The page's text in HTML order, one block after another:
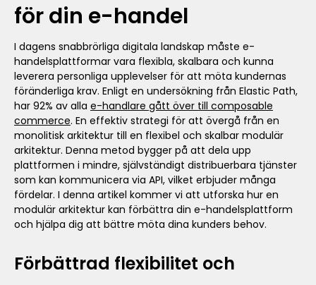
för din e-handel
I dagens snabbrörliga digitala landskap måste e-
handelsplattformar vara flexibla, skalbara och kunna
leverera personliga upplevelser för att möta kundernas
föränderliga krav. Enligt en undersökning från Elastic Path,
har 92% av alla e-handlare gått över till composable
commerce. En effektiv strategi för att övergå från en
monolitisk arkitektur till en flexibel och skalbar modulär
arkitektur. Denna metod bygger på att dela upp
plattformen i mindre, självständigt distribuerbara tjänster
som kan kommunicera via API, vilket erbjuder många
fördelar. I denna artikel kommer vi att utforska hur en
modulär arkitektur kan förbättra din e-handelsplattform
och hjälpa dig att bättre möta dina kunders behov.
Förbättrad flexibilitet och